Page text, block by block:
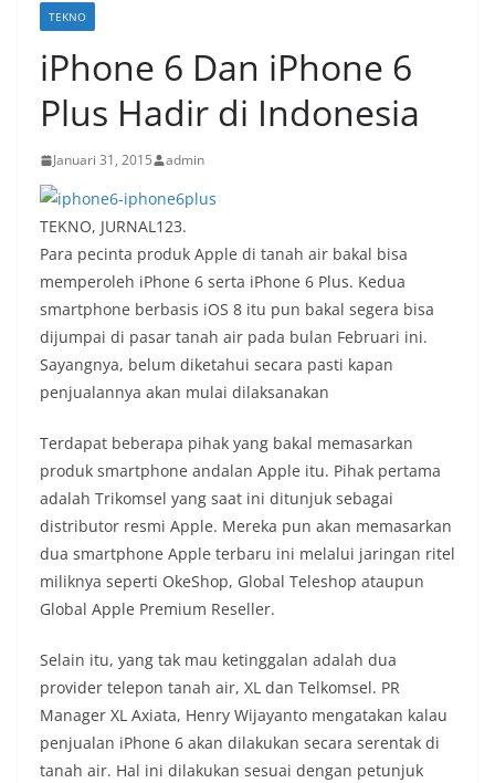
TEKNO
iPhone 6 Dan iPhone 6
Plus Hadir di Indonesia
Januari 31, 2015 admin
TEKNO, JURNAL123.
Para pecinta produk Apple di tanah air bakal bisa
memperoleh iPhone 6 serta iPhone 6 Plus. Kedua
smartphone berbasis iOS 8 itu pun bakal segera bisa
dijumpai di pasar tanah air pada bulan Februari ini.
Sayangnya, belum diketahui secara pasti kapan
penjualannya akan mulai dilaksanakan
Terdapat beberapa pihak yang bakal memasarkan
produk smartphone andalan Apple itu. Pihak pertama
adalah Trikomsel yang saat ini ditunjuk sebagai
distributor resmi Apple. Mereka pun akan memasarkan
dua smartphone Apple terbaru ini melalui jaringan ritel
miliknya seperti OkeShop, Global Teleshop ataupun
Global Apple Premium Reseller.
Selain itu, yang tak mau ketinggalan adalah dua
provider telepon tanah air, XL dan Telkomsel. PR
Manager XL Axiata, Henry Wijayanto mengatakan kalau
penjualan iPhone 6 akan dilakukan secara serentak di
tanah air. Hal ini dilakukan sesuai dengan petunjuk